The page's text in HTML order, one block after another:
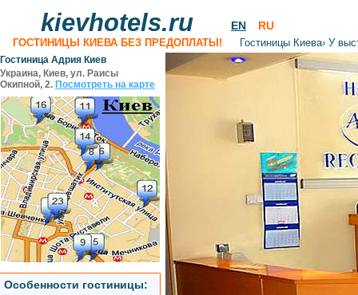
kievhotels.ru EN RU
ГОСТИНИЦЫ КИЕВА БЕЗ ПРЕДОПЛАТЫ! Гостиницы Киева› У
Гостиница Адрия Киев
Украина, Киев, ул. Раисы
Окипной, 2. Посмотреть на карте
Особенности гостиницы: